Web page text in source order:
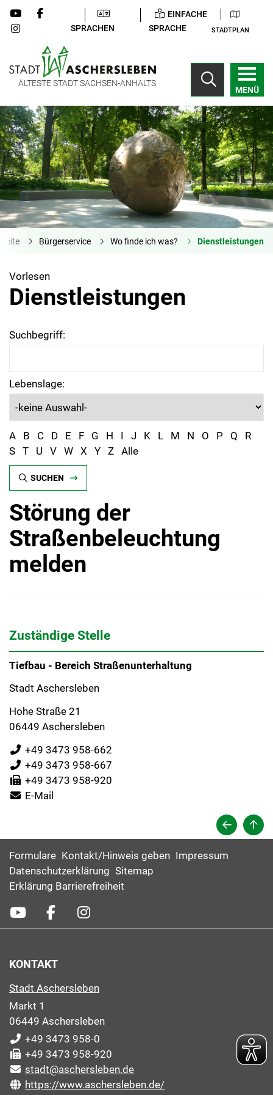
SPRACHEN
EINFACHE
SPRACHE
STADTPLAN
ÄLTESTE STADT SACHSEN-ANHALTS
MENÜ
Bürgerservice Wo finde ich was? Dienstleistungen
Vorlesen
Dienstleistungen
Suchbegriff:
Lebenslage:
A B C D E F G H I J K L M N O P Q
R
S T U V W X Y Z Alle
SUCHEN
Störung der
Straßenbeleuchtung
melden
Zuständige Stelle
Tiefbau - Bereich Straßenunterhaltung
Stadt Aschersleben
Hohe Straße 21
06449 Aschersleben
+49 3473 958-662
+49 3473 958-667
+49 3473 958-920
E-Mail
Formulare Kontakt/Hinweis geben Impressum
Datenschutzerklärung Sitemap
Erklärung Barrierefreiheit
KONTAKT
Stadt Aschersleben
Markt 1
06449 Aschersleben
+49 3473 958-0
+49 3473 958-920
stadt@aschersleben.de
https://www.aschersleben.de/